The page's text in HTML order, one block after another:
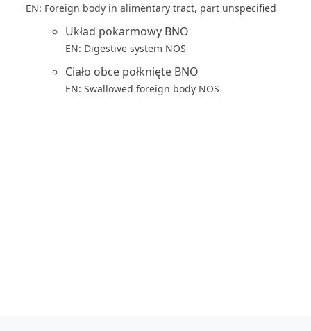
EN: Foreign body in alimentary tract, part unspecified
Układ pokarmowy BNO
EN: Digestive system NOS
Ciało obce połknięte BNO
EN: Swallowed foreign body NOS